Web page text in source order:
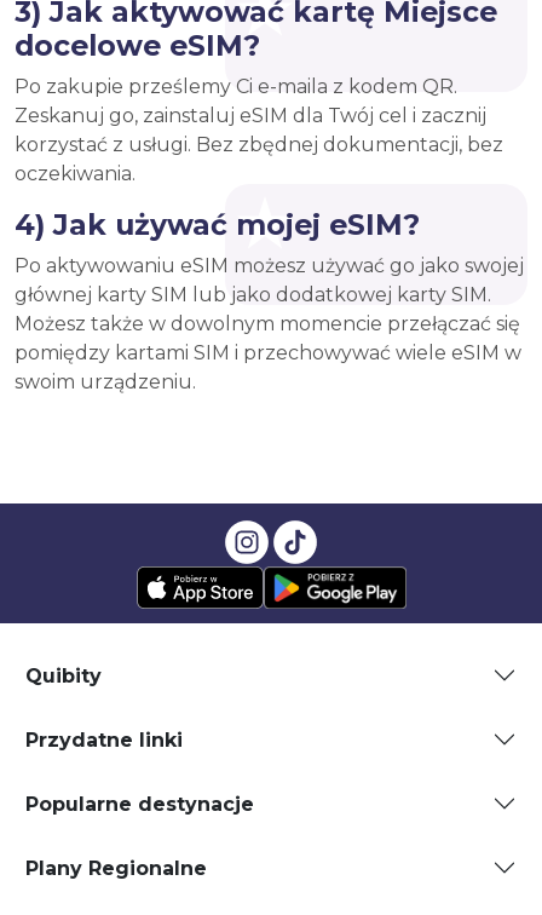
3) Jak aktywować kartę Miejsce
docelowe eSIM?
Po zakupie prześlemy Ci e-maila z kodem QR.
Zeskanuj go, zainstaluj eSIM dla Twój cel i zacznij
korzystać z usługi. Bez zbędnej dokumentacji, bez
oczekiwania.
4) Jak używać mojej eSIM?
Po aktywowaniu eSIM możesz używać go jako swojej
głównej karty SIM lub jako dodatkowej karty SIM.
Możesz także w dowolnym momencie przełączać się
pomiędzy kartami SIM i przechowywać wiele eSIM w
swoim urządzeniu.
Quibity
Przydatne linki
Popularne destynacje
Plany Regionalne